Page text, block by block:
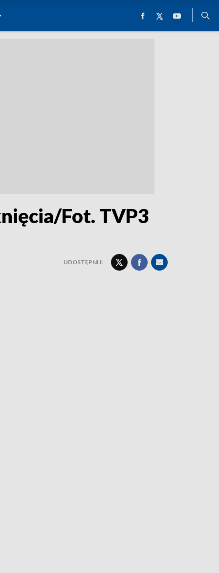
Fot. TVP3
UDOSTĘPNIJ: